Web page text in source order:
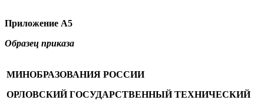
Приложение А5
Образец приказа
МИНОБРАЗОВАНИЯ РОССИИ
ОРЛОВСКИЙ ГОСУДАРСТВЕННЫЙ ТЕХНИЧЕСКИЙ